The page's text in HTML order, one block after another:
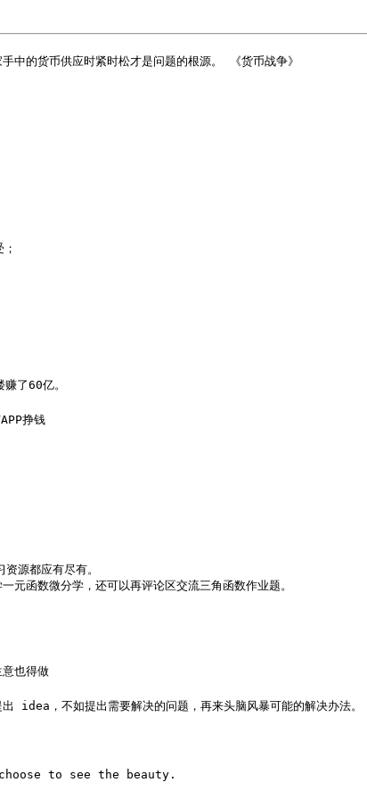
中的货币供应时紧时松才是问题的根源。 《货币战争》
了60亿。
挣钱
源都应有尽有。
元函数微分学，还可以再评论区交流三角函数作业题。
也得做
idea，不如提出需要解决的问题，再来头脑风暴可能的解决办法。
to see the beauty.